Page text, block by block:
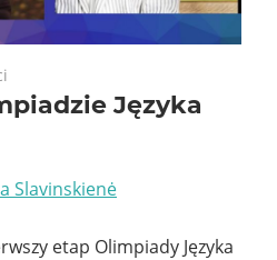
Języka
Slavinskienė
etap Olimpiady Języka